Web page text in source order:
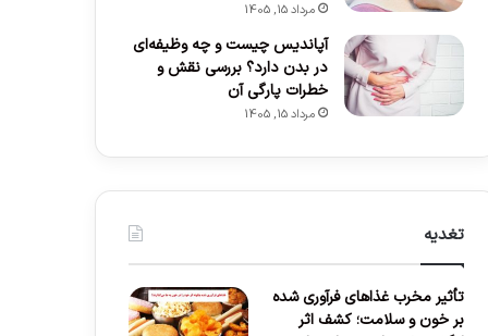
مرداد 15, 1405
آپاندیس چیست و چه وظیفه‌ای
در بدن دارد؟ بررسی نقش و
خطرات پارگی آن
مرداد 15, 1405
تغدیه
تأثیر مخرب غذاهای فرآوری شده
بر خون و سلامت؛ کشف اثر